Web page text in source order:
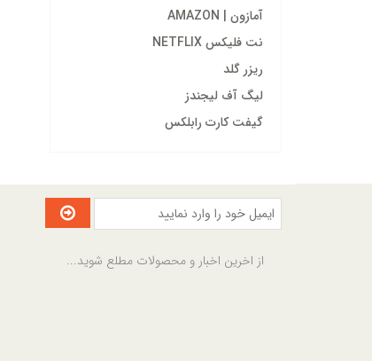
آمازون | AMAZON
نت فلیکس NETFLIX
ریزر گلد
لیگ آف لیجندز
گیفت کارت رابلکس
از اخرین اخبار و محصولات مطلع شوید...